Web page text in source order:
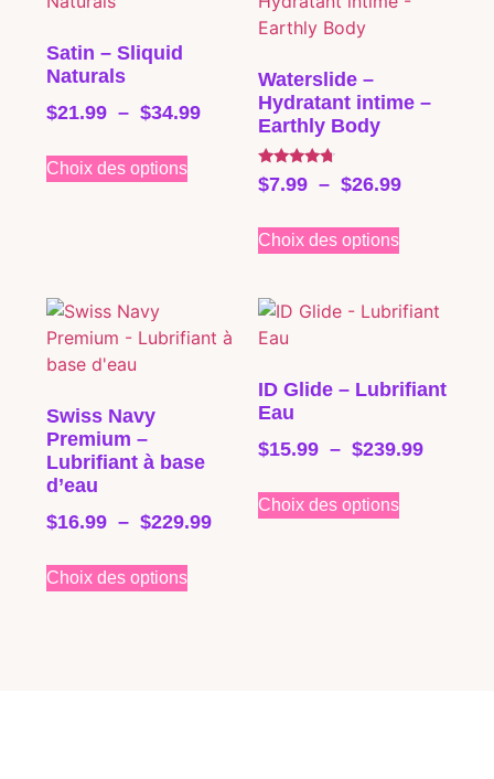
Satin – Sliquid
Naturals
$21.99 – $34.99
Choix des options
Waterslide –
Hydratant intime –
Earthly Body
Note
4.50
$7.99 – $26.99
Choix des options
Swiss Navy
Premium –
Lubrifiant à base
d’eau
$16.99 – $229.99
Choix des options
ID Glide – Lubrifiant
Eau
$15.99 – $239.99
Choix des options